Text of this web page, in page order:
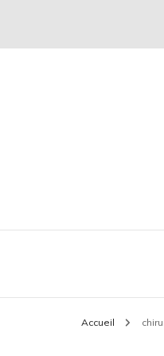
Accueil